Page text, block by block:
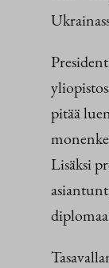
pitää
Lisäksi